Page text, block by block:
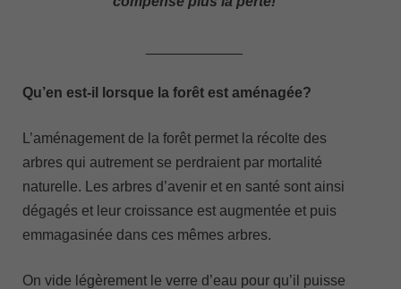
Qu’en est-il lorsque la forêt est aménagée?
L’aménagement de la forêt permet la récolte des
arbres qui autrement se perdraient par mortalité
naturelle. Les arbres d’avenir et en santé sont ainsi
dégagés et leur croissance est augmentée et puis
emmagasinée dans ces mêmes arbres.
On vide légèrement le verre d’eau pour qu’il puisse